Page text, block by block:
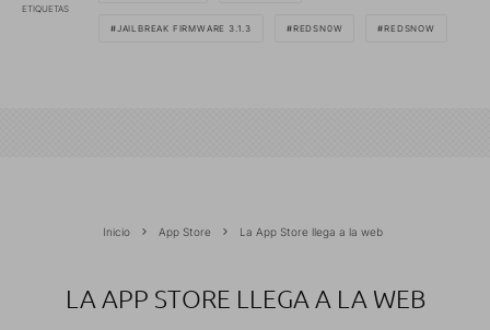
ETIQUETAS
JAILBREAK FIRMWARE 3.1.3 REDSN0W REDSNOW
Inicio App Store La App Store llega a la web
LA APP STORE LLEGA A LA WEB